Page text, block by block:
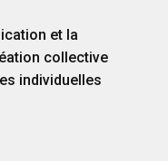
et la
collective
individuelles